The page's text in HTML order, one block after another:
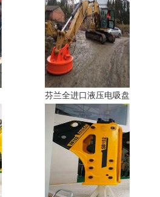
芬兰全进口液压电吸盘